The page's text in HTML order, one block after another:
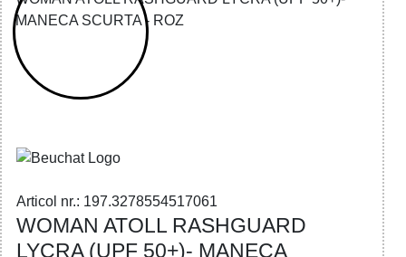
32785545170 - ATOLL WOMAN
Articol nr.: 197.3278554517061
WOMAN ATOLL RASHGUARD
LYCRA (UPF 50+)- MANECA